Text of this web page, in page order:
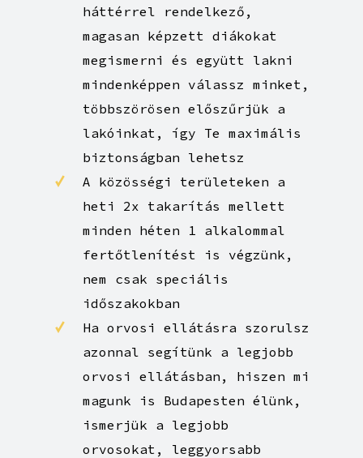
nagyobb csendre vágysz akkor
is megtalálod a számodra
legjobb szobát
Ha szeretnél más kúltúrákból
érkező intelligens, jó
háttérrel rendelkező,
magasan képzett diákokat
megismerni és együtt lakni
mindenképpen válassz minket,
többszörösen előszűrjük a
lakóinkat, így Te maximális
biztonságban lehetsz
A közösségi területeken a
heti 2x takarítás mellett
minden héten 1 alkalommal
fertőtlenítést is végzünk,
nem csak speciális
időszakokban
Ha orvosi ellátásra szorulsz